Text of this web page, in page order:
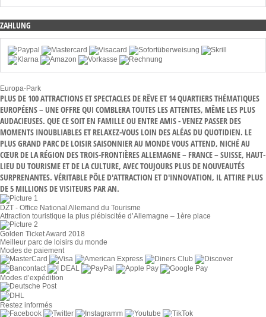
ZAHLUNG
Europa-Park
PLUS DE 100 ATTRACTIONS ET SPECTACLES DE RÊVE ET 14 QUARTIERS THÉMATIQUES
EUROPÉENS – UNE OFFRE QUI COMBLERA TOUTES LES ATTENTES, MÊME LES PLUS
AUDACIEUSES. QUE CE SOIT EN FAMILLE OU ENTRE AMIS - VENEZ PASSER DES
MOMENTS INOUBLIABLES ET RELAXEZ-VOUS LOIN DES ALÉAS DU QUOTIDIEN. LE
PLUS GRAND PARC DE LOISIR SAISONNIER AU MONDE VOUS ATTEND, NICHÉ AU
CŒUR DE LA RÉGION DES TROIS-FRONTIÈRES ALLEMAGNE – FRANCE – SUISSE, HAUT-
LIEU DU TOURISME ET DE LA CULTURE, AVEC TOUJOURS PLUS DE NOUVEAUTÉS
SURPRENANTES. VÉRITABLE PÔLE D'ATTRACTION ET D'INNOVATION, IL ATTIRE PLUS
DE 5 MILLIONS DE VISITEURS PAR AN.
DZT - Office National Allemand du Tourisme
Attraction touristique la plus plébiscitée d’Allemagne – 1ère place
Golden Ticket Award 2018
Meilleur parc de loisirs du monde
Modes de paiement
Modes d’expédition
Restez informés